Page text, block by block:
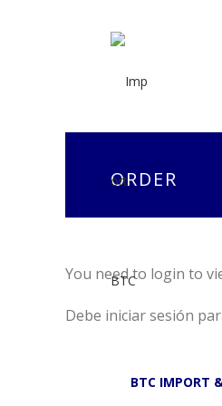
ORDER
You need to login to
Debe iniciar sesión
BTC